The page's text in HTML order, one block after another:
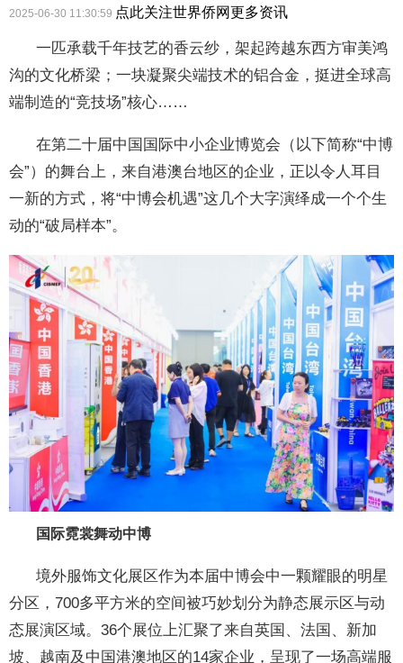
2025-06-30 11:30:59 点此关注世界侨网更多资讯
一匹承载千年技艺的香云纱，架起跨越东西方审美鸿
沟的文化桥梁；一块凝聚尖端技术的铝合金，挺进全球高
端制造的“竞技场”核心……
在第二十届中国国际中小企业博览会（以下简称“中博
会”）的舞台上，来自港澳台地区的企业，正以令人耳目
一新的方式，将“中博会机遇”这几个大字演绎成一个个生
动的“破局样本”。
国际霓裳舞动中博
境外服饰文化展区作为本届中博会中一颗耀眼的明星
分区，700多平方米的空间被巧妙划分为静态展示区与动
态展演区域。36个展位上汇聚了来自英国、法国、新加
坡、越南及中国港澳地区的14家企业，呈现了一场高端服